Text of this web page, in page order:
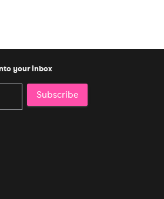
your inbox
Subscribe